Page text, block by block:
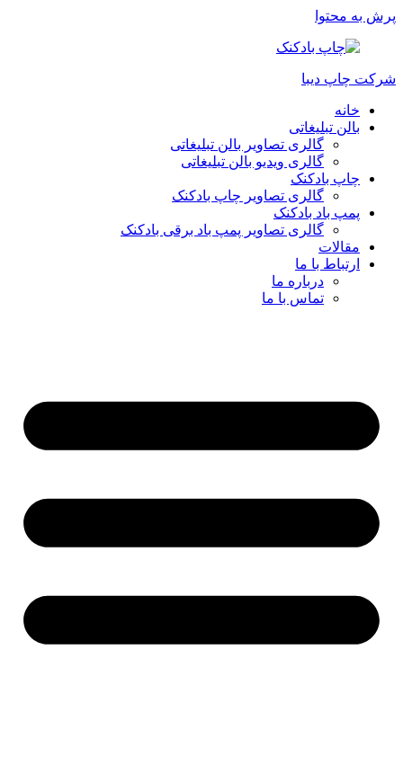
پرش به محتوا
شرکت چاپ دیبا
خانه
بالن تبلیغاتی
گالری تصاویر بالن تبلیغاتی
گالری ویدیو بالن تبلیغاتی
چاپ بادکنک
گالری تصاویر چاپ بادکنک
پمپ باد بادکنک
گالری تصاویر پمپ باد برقی بادکنک
مقالات
ارتباط با ما
درباره ما
تماس با ما